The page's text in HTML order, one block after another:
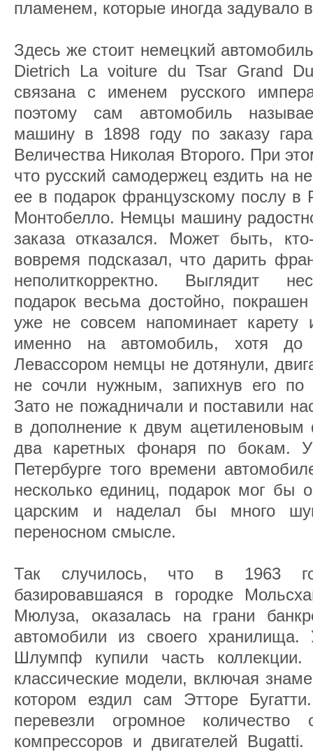
пламенем, которые иногда задувало
Здесь же стоит немецкий
Dietrich La voiture du Tsar Grand
связана с именем русского
поэтому сам автомобиль
машину в 1898 году по заказу
Величества Николая Второго. При
что русский самодержец ездить на
ее в подарок французскому послу в
Монтобелло. Немцы машину
заказа отказался. Может быть,
вовремя подсказал, что дарить
неполиткорректно. Выглядит
подарок весьма достойно,
уже не совсем напоминает карету
именно на автомобиль, хотя до
Левассором немцы не дотянули,
не сочли нужным, запихнув его по
Зато не пожадничали и поставили
в дополнение к двум
два каретных фонаря по бокам.
Петербурге того времени
несколько единиц, подарок мог бы
царским и наделал бы много
переносном смысле.
Так случилось, что в 1963
базировавшаяся в городке
Мюлуза, оказалась на грани
автомобили из своего
Шлумпф купили часть
классические модели, включая
котором ездил сам Этторе
перевезли огромное количество
компрессоров и двигателей